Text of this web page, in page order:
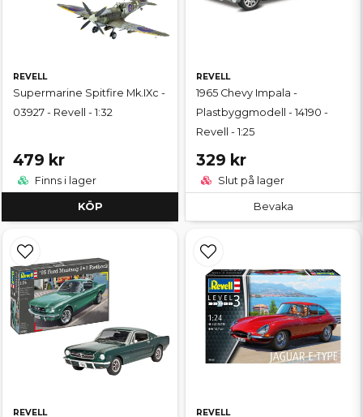
REVELL
Supermarine Spitfire Mk.IXc -
03927 - Revell - 1:32
479 kr
Finns i lager
KÖP
REVELL
1965 Chevy Impala -
Plastbyggmodell - 14190 -
Revell - 1:25
329 kr
Slut på lager
Bevaka
REVELL REVELL